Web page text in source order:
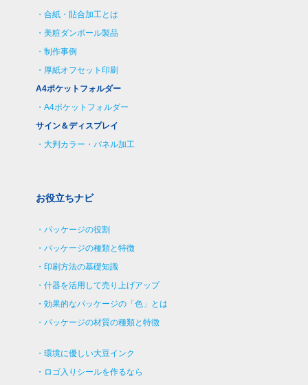
合紙・貼合加工とは
美粧ダンボール製品
制作事例
厚紙オフセット印刷
A4ポケットフォルダー
A4ポケットフォルダー
サイン＆ディスプレイ
大判カラー・パネル加工
お役立ちナビ
パッケージの役割
パッケージの種類と特徴
印刷方法の基礎知識
什器を活用して売り上げアップ
効果的なパッケージの「色」とは
パッケージの材質の種類と特徴
環境に優しい大豆インク
ロゴ入りシールを作るなら